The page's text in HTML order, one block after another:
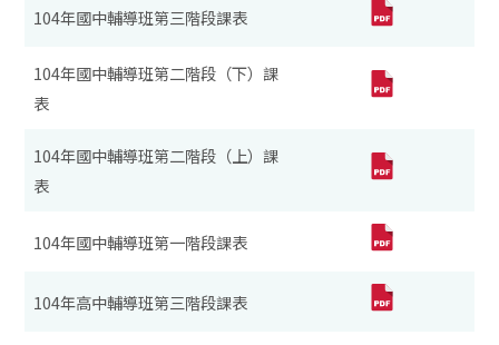
104年國中輔導班第三階段課表
104年國中輔導班第二階段（下）課
表
104年國中輔導班第二階段（上）課
表
104年國中輔導班第一階段課表
104年高中輔導班第三階段課表